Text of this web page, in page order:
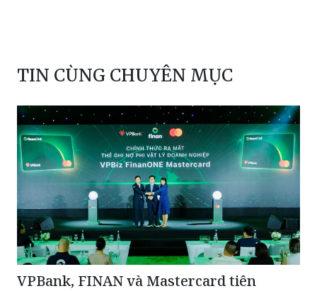
TIN CÙNG CHUYÊN MỤC
VPBank, FINAN và Mastercard tiên